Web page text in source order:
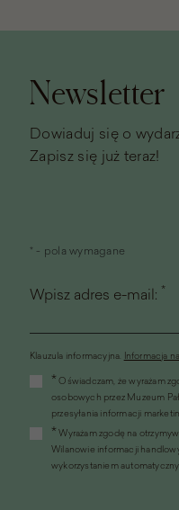
Stopka
Newsletter
Dowiaduj się o
Zapisz się już teraz!
* - pola wymagane
Wpisz adres e-mail: *
Klauzula informacyjna. Informacja
otworzy
nowym
oknie)
* Oświadczam, że wyrażam
osobowych przez Muzeum
przesyłania informacji
* Wyrażam zgodę na
Wilanowie informacji
wykorzystaniem